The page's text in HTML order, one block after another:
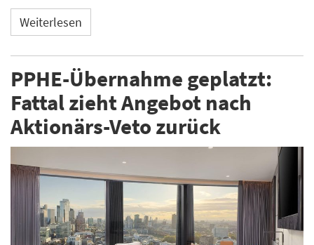
Weiterlesen
PPHE-Übernahme geplatzt:
Fattal zieht Angebot nach
Aktionärs-Veto zurück